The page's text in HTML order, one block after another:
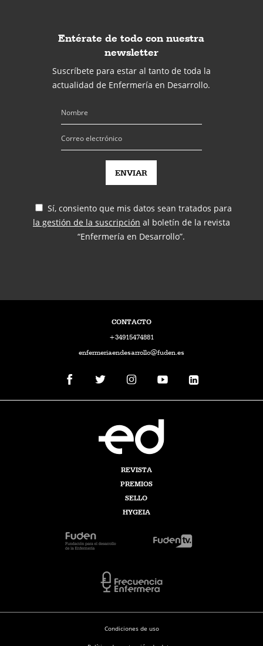
Entérate de todo con nuestra
newsletter
Suscríbete para estar al tanto de toda la
actualidad de Enfermería en Desarrollo.
Sí, consiento que mis datos sean tratados para
la gestión de la suscripción al boletín de la revista
“Enfermería en Desarrollo”.
CONTACTO
+34915474881
enfermeriaendesarrollo@fuden.es
REVISTA
PREMIOS
SELLO
HYGEIA
Condiciones de uso